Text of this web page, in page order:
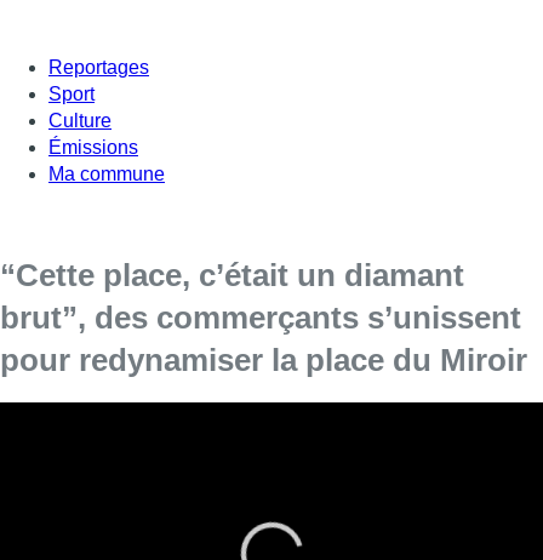
Reportages
Sport
Culture
Émissions
Ma commune
“Cette place, c’était un diamant
brut”, des commerçants s’unissent
pour redynamiser la place du Miroir
Sébastien Vandenheede étaient les invités de